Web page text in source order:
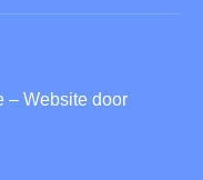
– Website door